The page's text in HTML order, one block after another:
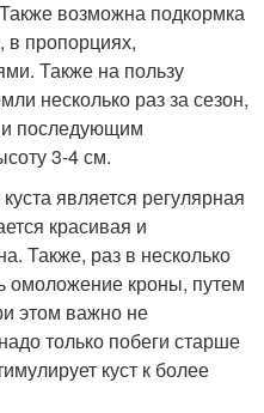
возможна подкормка
пропорциях,
Также на пользу
несколько раз за сезон,
последующим
3-4 см.
является регулярная
красивая и
Также, раз в несколько
омоложение кроны, путем
этом важно не
только побеги старше
куст к более